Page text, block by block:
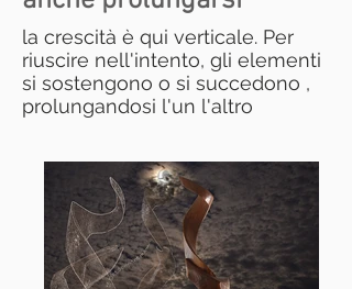
la crescità è qui verticale. Per
riuscire nell'intento, gli elementi
si sostengono o si succedono ,
prolungandosi l'un l'altro